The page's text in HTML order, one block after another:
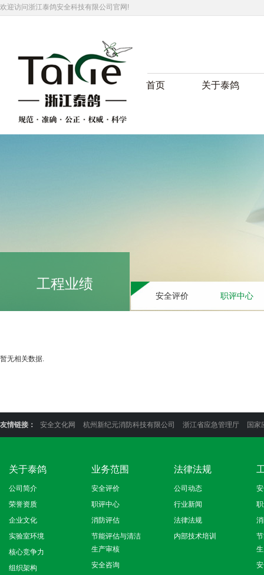
欢迎访问浙江泰鸽安全科技有限公司官网!
首页 关于泰鸽
工程业绩
安全评价 职评中心
暂无相关数据.
友情链接： 安全文化网 杭州新纪元消防科技有限公司 浙江省应急管理厅 国家
关于泰鸽
公司简介
荣誉资质
企业文化
实验室环境
核心竞争力
组织架构
业务范围
安全评价
职评中心
消防评估
节能评估与清洁
生产审核
安全咨询
法律法规
公司动态
行业新闻
法律法规
内部技术培训